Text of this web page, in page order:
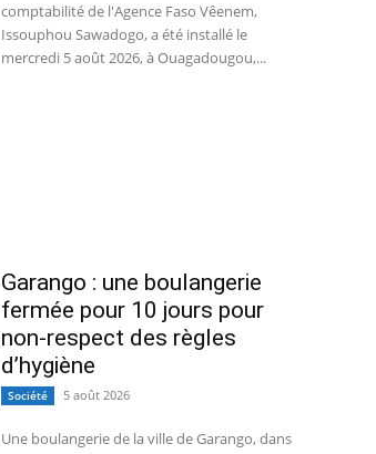
comptabilité de l'Agence Faso Vêenem,
Issouphou Sawadogo, a été installé le
mercredi 5 août 2026, à Ouagadougou,...
Garango : une boulangerie
fermée pour 10 jours pour
non-respect des règles
d’hygiène
Société 5 août 2026
Une boulangerie de la ville de Garango, dans